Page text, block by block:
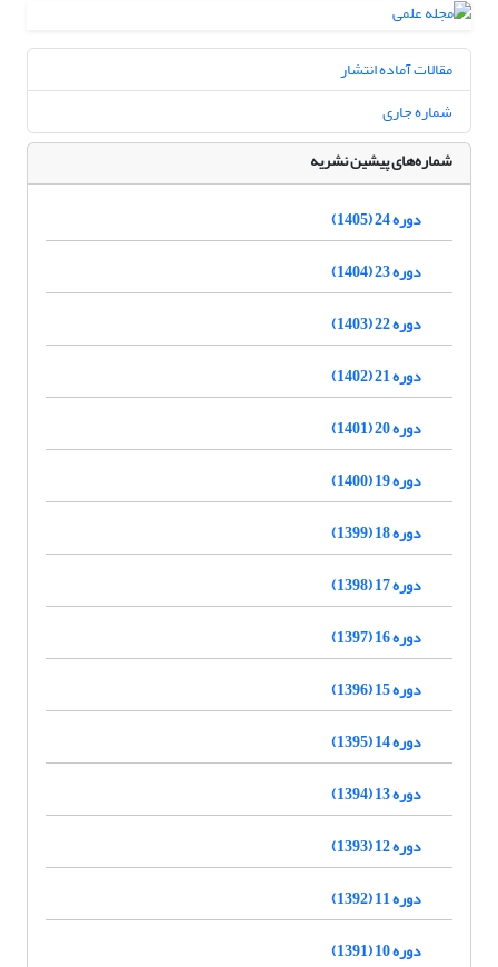
مقالات آماده انتشار
شماره جاری
شماره‌های پیشین نشریه
دوره 24 (1405)
دوره 23 (1404)
دوره 22 (1403)
دوره 21 (1402)
دوره 20 (1401)
دوره 19 (1400)
دوره 18 (1399)
دوره 17 (1398)
دوره 16 (1397)
دوره 15 (1396)
دوره 14 (1395)
دوره 13 (1394)
دوره 12 (1393)
دوره 11 (1392)
دوره 10 (1391)